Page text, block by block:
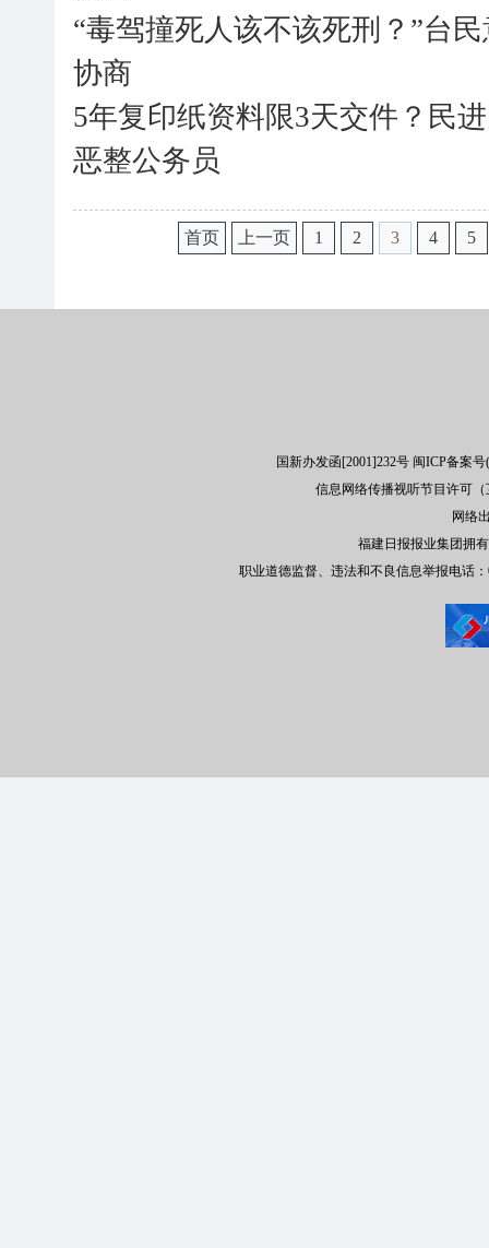
“毒驾撞死人该不该死刑？”台
协商
5年复印纸资料限3天交件？民
恶整公务员
首页 上一页 1 2 3 4 5